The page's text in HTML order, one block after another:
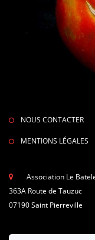
NOUS CONTACTER
MENTIONS LÉGALES
Association Le
363A Route de Tauzuc
07190 Saint Pierreville